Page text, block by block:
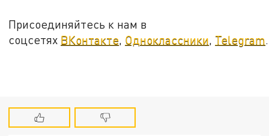
Присоединяйтесь к нам в
соцсетях ВКонтакте, Одноклассники, Telegram.